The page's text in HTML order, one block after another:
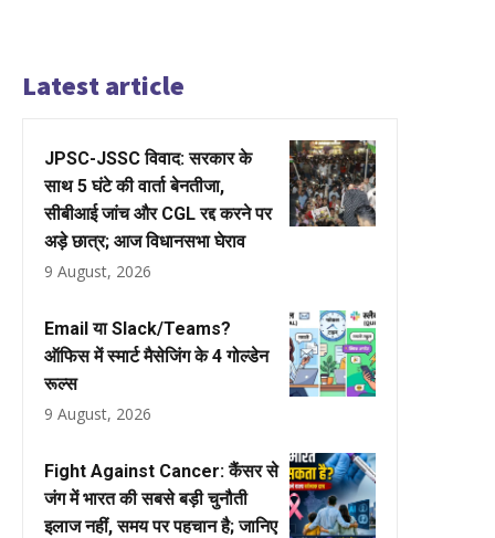
Latest article
JPSC-JSSC विवाद: सरकार के
साथ 5 घंटे की वार्ता बेनतीजा,
सीबीआई जांच और CGL रद्द करने पर
अड़े छात्र; आज विधानसभा घेराव
9 August, 2026
Email या Slack/Teams?
ऑफिस में स्मार्ट मैसेजिंग के 4 गोल्डेन
रूल्स
9 August, 2026
Fight Against Cancer: कैंसर से
जंग में भारत की सबसे बड़ी चुनौती
इलाज नहीं, समय पर पहचान है; जानिए